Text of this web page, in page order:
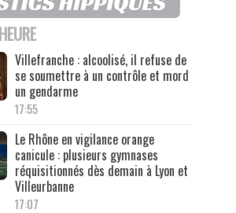
Villefranche : alcoolisé, il refuse de
se soumettre à un contrôle et mord
un gendarme
17:55
Le Rhône en vigilance orange
canicule : plusieurs gymnases
réquisitionnés dès demain à Lyon et
Villeurbanne
17:07